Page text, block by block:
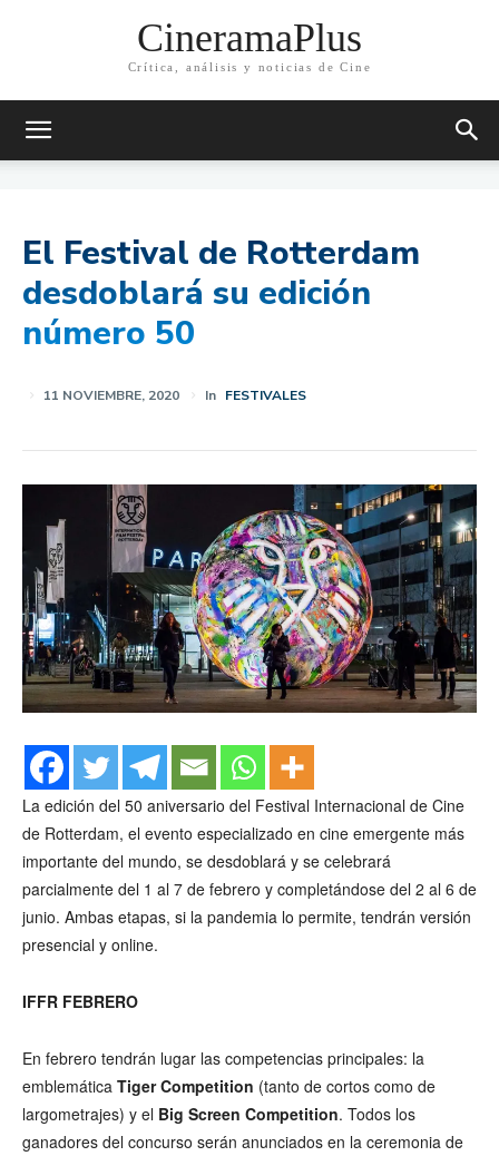
CineramaPlus
Crítica, análisis y noticias de Cine
El Festival de Rotterdam
desdoblará su edición
número 50
11 NOVIEMBRE, 2020 In FESTIVALES
La edición del 50 aniversario del Festival Internacional de Cine
de Rotterdam, el evento especializado en cine emergente más
importante del mundo, se desdoblará y se celebrará
parcialmente del 1 al 7 de febrero y completándose del 2 al 6 de
junio. Ambas etapas, si la pandemia lo permite, tendrán versión
presencial y online.
IFFR FEBRERO
En febrero tendrán lugar las competencias principales: la
emblemática Tiger Competition (tanto de cortos como de
largometrajes) y el Big Screen Competition. Todos los
ganadores del concurso serán anunciados en la ceremonia de